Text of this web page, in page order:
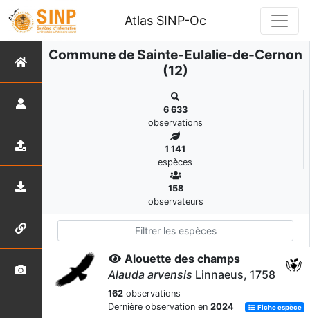
Atlas SINP-Oc
Commune de Sainte-Eulalie-de-Cernon
(12)
6 633
observations
1 141
espèces
158
observateurs
Alouette des champs
Alauda arvensis Linnaeus, 1758
162 observations
Dernière observation en 2024 Fiche espèce